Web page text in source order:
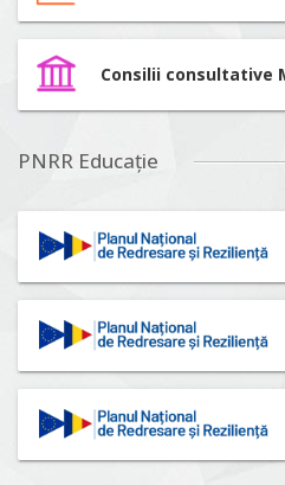
Consilii consultative
PNRR Educație